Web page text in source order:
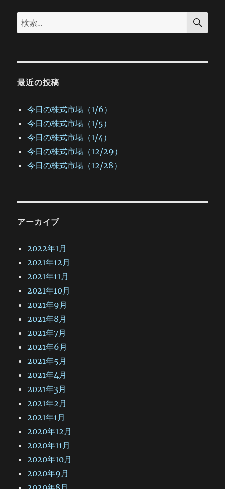
ン
検
索:
検
最近の投稿
今日の株式市場（1/6）
今日の株式市場（1/5）
今日の株式市場（1/4）
今日の株式市場（12/29）
今日の株式市場（12/28）
アーカイブ
2022年1月
2021年12月
2021年11月
2021年10月
2021年9月
2021年8月
2021年7月
2021年6月
2021年5月
2021年4月
2021年3月
2021年2月
2021年1月
2020年12月
2020年11月
2020年10月
2020年9月